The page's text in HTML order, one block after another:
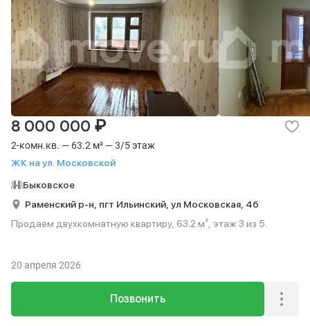
2-комн.кв. — 63.2 м² — 3/5 этаж
ЖК на ул. Московской
8 000 000 ₽
Быковское
Раменский р-н, пгт Ильинский, ул Московская, 4б
Продаем двухкомнатную квартиру, 63.2 м², этаж 3 из 5.
Позвонить
20 апреля 2026